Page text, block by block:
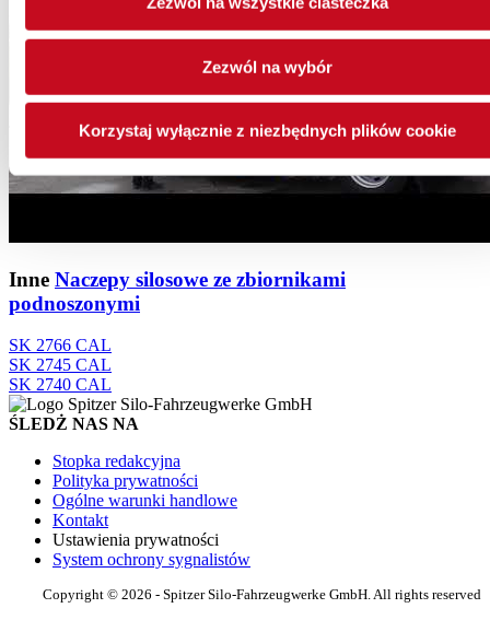
Zezwól na wybór
Korzystaj wyłącznie z niezbędnych plików cookie
Inne Naczepy silosowe ze zbiornikami
podnoszonymi
SK 2766 CAL
SK 2745 CAL
SK 2740 CAL
ŚLEDŻ NAS NA
Stopka redakcyjna
Polityka prywatności
Ogólne warunki handlowe
Kontakt
Ustawienia prywatności
System ochrony sygnalistów
Copyright © 2026 - Spitzer Silo-Fahrzeugwerke GmbH. All rights reserved